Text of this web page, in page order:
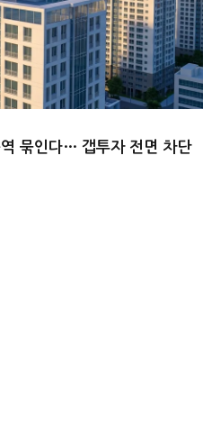
역 묶인다… 갭투자 전면 차단